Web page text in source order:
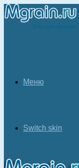
Меню
Switch skin